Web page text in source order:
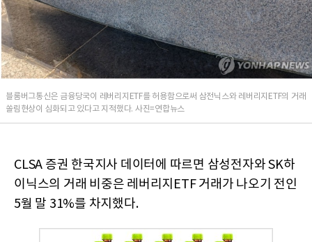
블룸버그통신은 금융당국이 레버리지ETF를 허용함으로써 삼전닉스와 레버리지ETF의 거래
쏠림현상이 심화되고 있다고 지적했다. 사진=연합뉴스
CLSA 증권 한국지사 데이터에 따르면 삼성전자와 SK하
이닉스의 거래 비중은 레버리지ETF 거래가 나오기 전인
5월 말 31%를 차지했다.